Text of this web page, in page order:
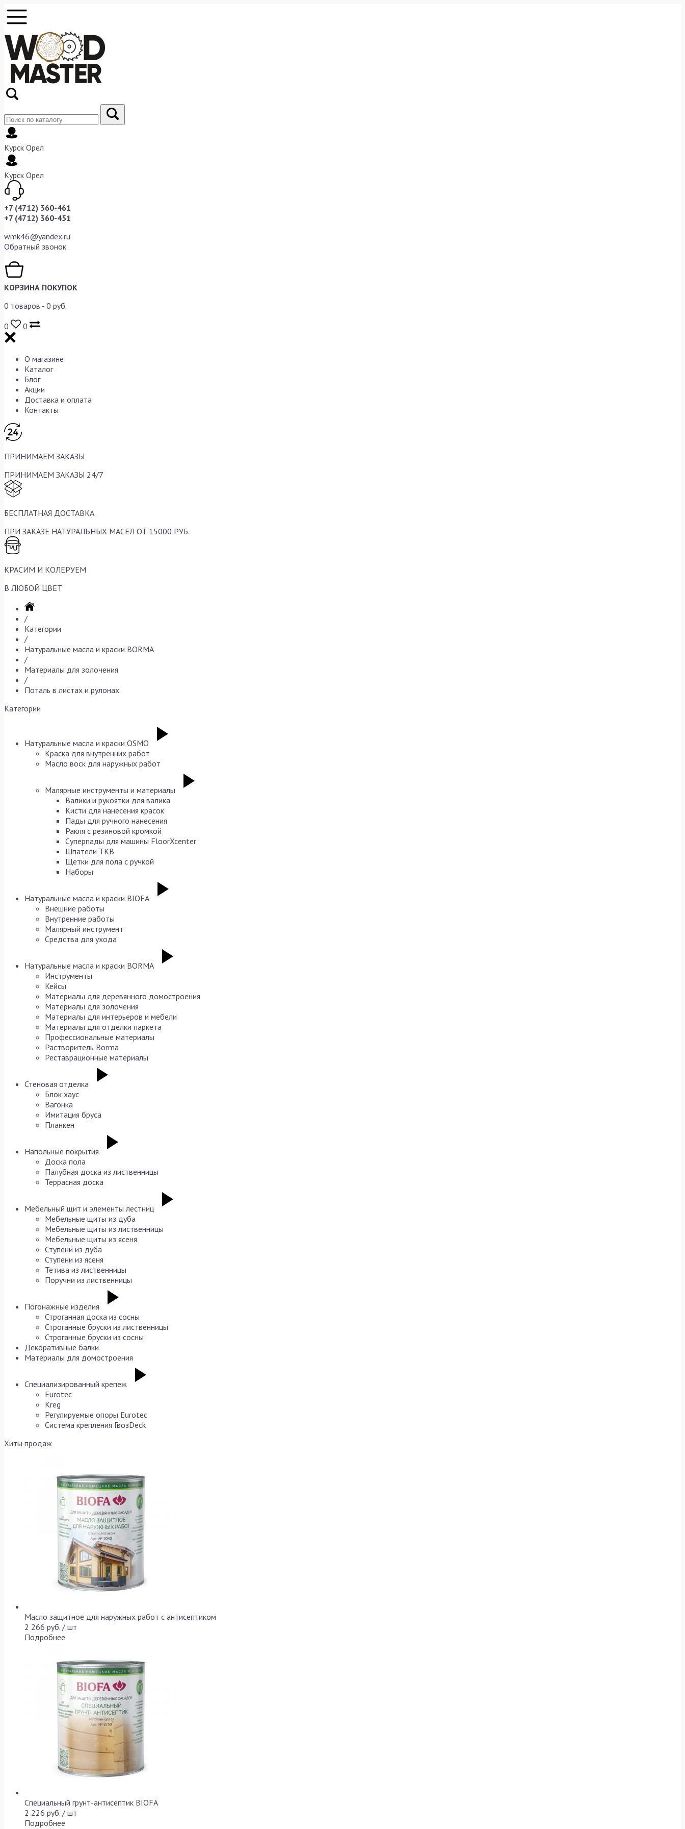
Курск Орел
Курск Орел
+7 (4712) 360-461
+7 (4712) 360-451
wmk46@yandex.ru
Обратный звонок
КОРЗИНА ПОКУПОК
0 товаров - 0 руб.
0
0
О магазине
Каталог
Блог
Акции
Доставка и оплата
Контакты
ПРИНИМАЕМ ЗАКАЗЫ
ПРИНИМАЕМ ЗАКАЗЫ 24/7
БЕСПЛАТНАЯ ДОСТАВКА
ПРИ ЗАКАЗЕ НАТУРАЛЬНЫХ МАСЕЛ ОТ 15000 РУБ.
КРАСИМ И КОЛЕРУЕМ
В ЛЮБОЙ ЦВЕТ
/
Категории
/
Натуральные масла и краски BORMA
/
Материалы для золочения
/
Поталь в листах и рулонах
Категории
Натуральные масла и краски OSMO
Краска для внутренних работ
Масло воск для наружных работ
Малярные инструменты и материалы
Валики и рукоятки для валика
Кисти для нанесения красок
Пады для ручного нанесения
Ракля с резиновой кромкой
Суперпады для машины FloorXcenter
Шпатели TKB
Щетки для пола с ручкой
Наборы
Натуральные масла и краски BIOFA
Внешние работы
Внутренние работы
Малярный инструмент
Средства для ухода
Натуральные масла и краски BORMA
Инструменты
Кейсы
Материалы для деревянного домостроения
Материалы для золочения
Материалы для интерьеров и мебели
Материалы для отделки паркета
Профессиональные материалы
Растворитель Borma
Реставрационные материалы
Стеновая отделка
Блок хаус
Вагонка
Имитация бруса
Планкен
Напольные покрытия
Доска пола
Палубная доска из лиственницы
Террасная доска
Мебельный щит и элементы лестниц
Мебельные щиты из дуба
Мебельные щиты из лиственницы
Мебельные щиты из ясеня
Ступени из дуба
Ступени из ясеня
Тетива из лиственницы
Поручни из лиственницы
Погонажные изделия
Строганная доска из сосны
Строганные бруски из лиственницы
Строганные бруски из сосны
Декоративные балки
Материалы для домостроения
Специализированный крепеж
Eurotec
Kreg
Регулируемые опоры Eurotec
Система крепления ГвозDeck
Хиты продаж
Масло защитное для наружных работ с антисептиком
2 266 руб. / шт
Подробнее
Специальный грунт-антисептик BIOFA
2 226 руб. / шт
Подробнее